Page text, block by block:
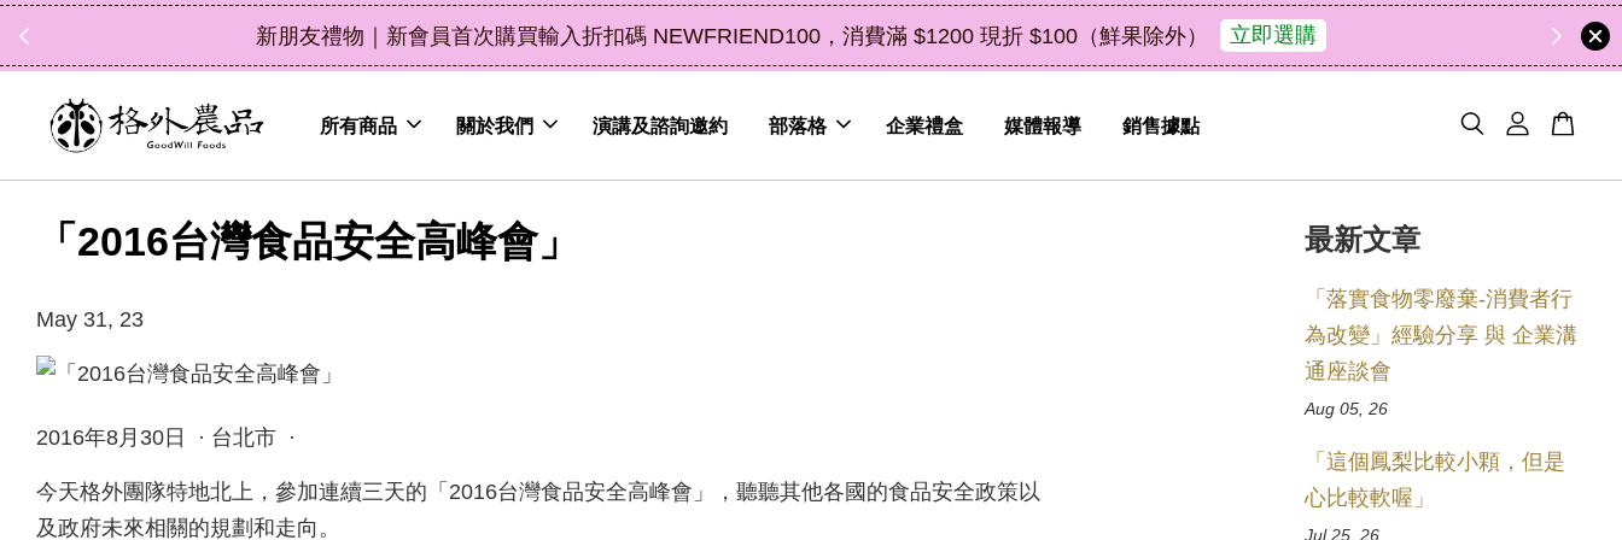
新朋友禮物｜新會員首次購買輸入折扣碼 NEWFRIEND100，消費滿 $1200 現折 $100（鮮果除外） 立即選購 中
所有商品 關於我們 演講及諮詢邀約 部落格 企業禮盒 媒體報導 銷售據點
「2016台灣食品安全高峰會」
May 31, 23
2016年8月30日 · 台北市 ·
今天格外團隊特地北上，參加連續三天的「2016台灣食品安全高峰會」，聽聽其他各國的食品安全政策以
及政府未來相關的規劃和走向。
最新文章
「落實食物零廢棄-消費者行
為改變」經驗分享 與 企業溝
通座談會
Aug 05, 26
「這個鳳梨比較小顆，但是
心比較軟喔」
Jul 25, 26